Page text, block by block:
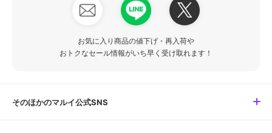
お気に入り商品の値下げ・再入荷や
おトクなセール情報がいち早く受け取れます！
そのほかのマルイ公式SNS